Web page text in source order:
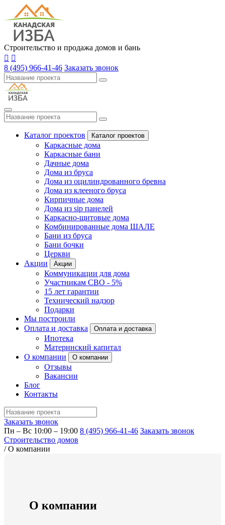
Строительство и продажа домов и бань
8 (495) 966-41-46 Заказать звонок
Каталог проектов Каталог проектов
Каркасные дома
Каркасные бани
Дачные дома
Дома из бруса
Дома из оцилиндрованного бревна
Дома из клееного бруса
Кирпичные дома
Дома из sip панелей
Каркасно-щитовые дома
Комбинированные дома ШАЛЕ
Бани из бруса
Бани бочки
Церкви
Акции
Акции
Коммуникации для дома
Участникам СВО - 5%
15 лет гарантии
Технический надзор
Подарки
Мы построили
Оплата и доставка
Оплата и доставка
Ипотека
Материнский капитал
О компании
О компании
Отзывы
Вакансии
Блог
Контакты
Заказать звонок
Пн – Вс 10:00 – 19:00 8 (495) 966-41-46 Заказать звонок
Строительство домов
/ О компании
О компании